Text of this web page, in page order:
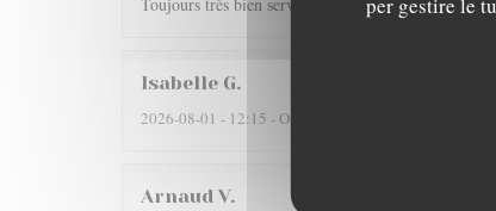
Isabelle G
2026-08-01 - 12:15 - Ospiti 4
Arnaud V